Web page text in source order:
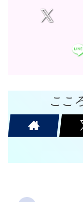
ここ